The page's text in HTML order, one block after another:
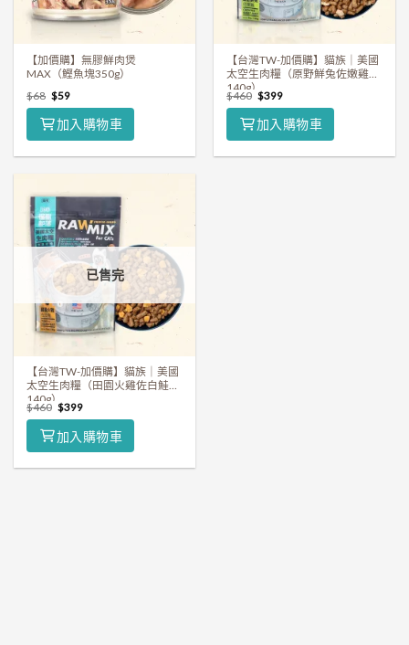
【加價購】無膠鮮肉煲
MAX（鰹魚塊350g）
$68 $59
加入購物車
【台灣TW-加價購】貓族｜美國
太空生肉糧（原野鮮兔佐嫩雞
140g）
$460 $399
加入購物車
已售完
【台灣TW-加價購】貓族｜美國
太空生肉糧（田園火雞佐白鮭
140g）
$460 $399
加入購物車